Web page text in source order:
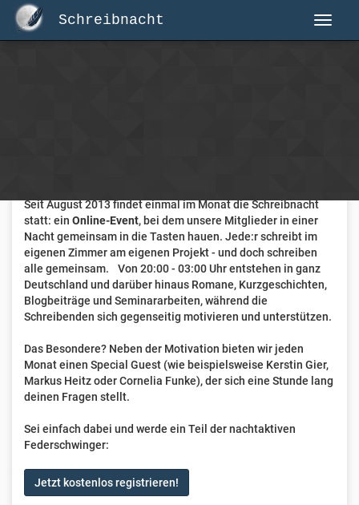
Schreibnacht
Seit August 2013 findet einmal im Monat die Schreibnacht
statt: ein Online-Event, bei dem unsere Mitglieder in einer
Nacht gemeinsam in die Tasten hauen. Jede:r schreibt im
eigenen Zimmer am eigenen Projekt - und doch schreiben
alle gemeinsam. Von 20:00 - 03:00 Uhr entstehen in ganz
Deutschland und darüber hinaus Romane, Kurzgeschichten,
Blogbeiträge und Seminararbeiten, während die
Schreibenden sich gegenseitig motivieren und unterstützen.
Das Besondere? Neben der Motivation bieten wir jeden
Monat einen Special Guest (wie beispielsweise Kerstin Gier,
Markus Heitz oder Cornelia Funke), der sich eine Stunde lang
deinen Fragen stellt.
Sei einfach dabei und werde ein Teil der nachtaktiven
Federschwinger:
Jetzt kostenlos registrieren!